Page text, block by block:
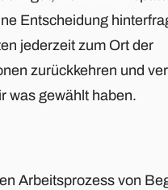
Entscheidung
jederzeit zum Ort der
zurückkehren und
was gewählt haben.
Arbeitsprozess von